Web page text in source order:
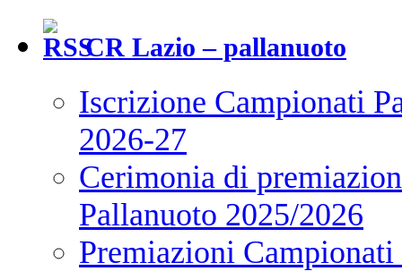
CR Lazio – pallanuoto
Iscrizione Campionati
2026-27
Cerimonia di
Pallanuoto 2025/2026
Premiazioni